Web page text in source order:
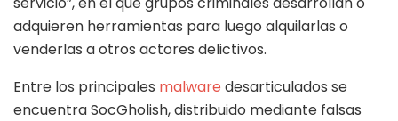
adquieren herramientas para luego alquilarlas o
venderlas a otros actores delictivos.
Entre los principales malware desarticulados se
encuentra SocGholish, distribuido mediante falsas